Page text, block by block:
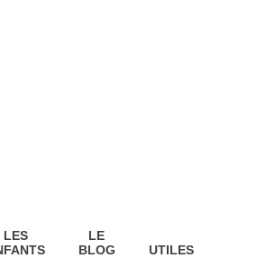
LES
LE
BLOG
UTILES